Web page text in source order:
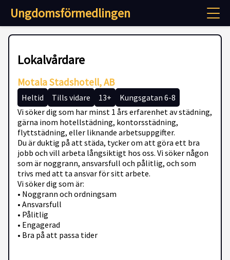
Ungdomsförmedlingen
Lokalvårdare
Motala Stadshotell, AB
Heltid Tills vidare 13+
Kungsgatan 6-8
Vi söker dig som har minst 1 års erfarenhet av städning,
gärna inom hotellstädning, kontorsstädning,
flyttstädning, eller liknande arbetsuppgifter.
Du är duktig på att städa, tycker om att göra ett bra
jobb och vill arbeta långsiktigt hos oss. Vi söker någon
som är noggrann, ansvarsfull och pålitlig, och som
trivs med att ta ansvar för sitt arbete.
Vi söker dig som är:
• Noggrann och ordningsam
• Ansvarsfull
• Pålitlig
• Engagerad
• Bra på att passa tider